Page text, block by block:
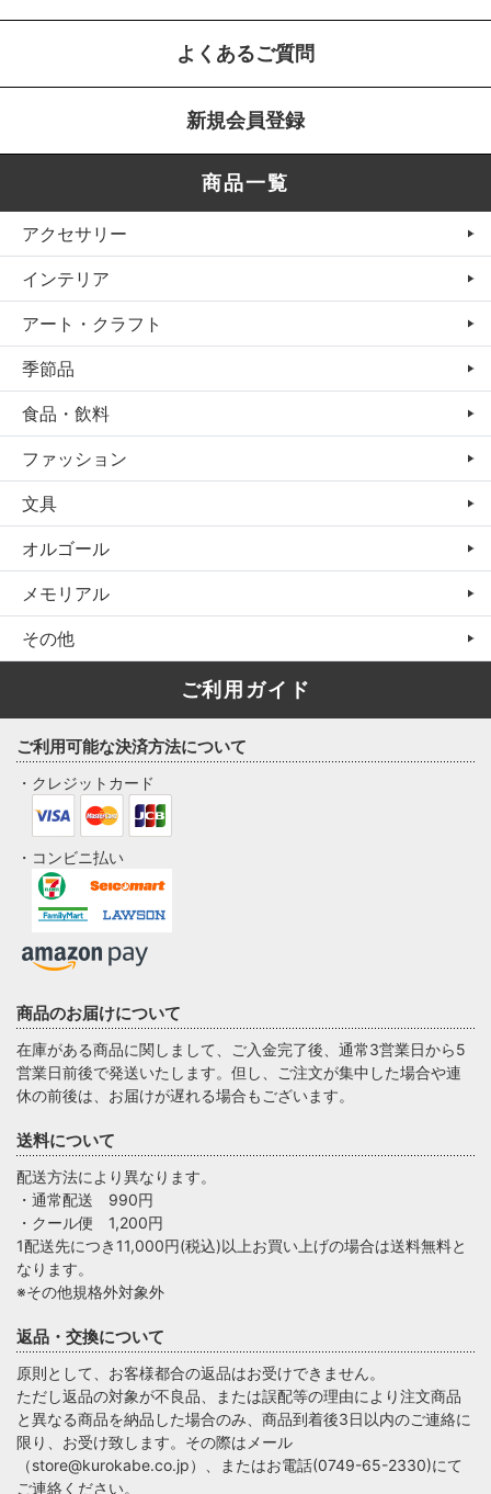
よくあるご質問
新規会員登録
商品一覧
アクセサリー
インテリア
アート・クラフト
季節品
食品・飲料
ファッション
文具
オルゴール
メモリアル
その他
ご利用ガイド
ご利用可能な決済方法について
・クレジットカード
・コンビニ払い
商品のお届けについて
在庫がある商品に関しまして、ご入金完了後、通常3営業日から5
営業日前後で発送いたします。但し、ご注文が集中した場合や連
休の前後は、お届けが遅れる場合もございます。
送料について
配送方法により異なります。
・通常配送 990円
・クール便 1,200円
1配送先につき11,000円(税込)以上お買い上げの場合は送料無料と
なります。
※その他規格外対象外
返品・交換について
原則として、お客様都合の返品はお受けできません。
ただし返品の対象が不良品、または誤配等の理由により注文商品
と異なる商品を納品した場合のみ、商品到着後3日以内のご連絡に
限り、お受け致します。その際はメール
（store@kurokabe.co.jp）、またはお電話(0749-65-2330)にて
ご連絡ください。